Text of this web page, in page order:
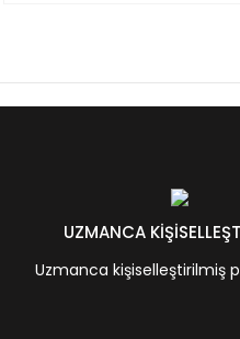
UZMANCA
Uzmanca kişiselleştirilmiş